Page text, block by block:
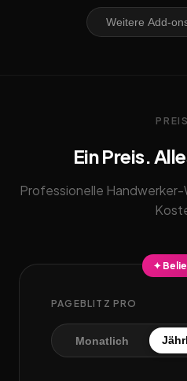
Weitere Add-
Ein Preis.
Professionelle
✦
PAGEBLITZ PRO
Monatlich